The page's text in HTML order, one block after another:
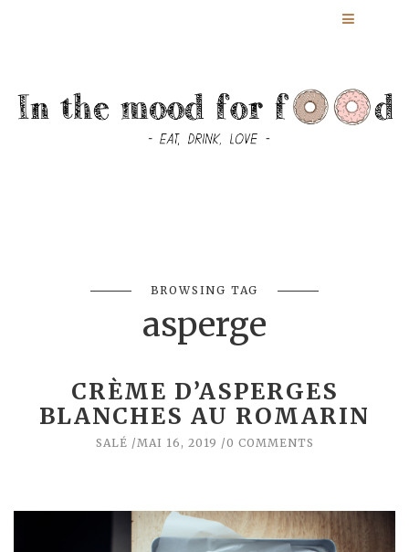
BROWSING TAG
asperge
CRÈME D’ASPERGES
BLANCHES AU ROMARIN
SALÉ MAI 16, 2019 0 COMMENTS